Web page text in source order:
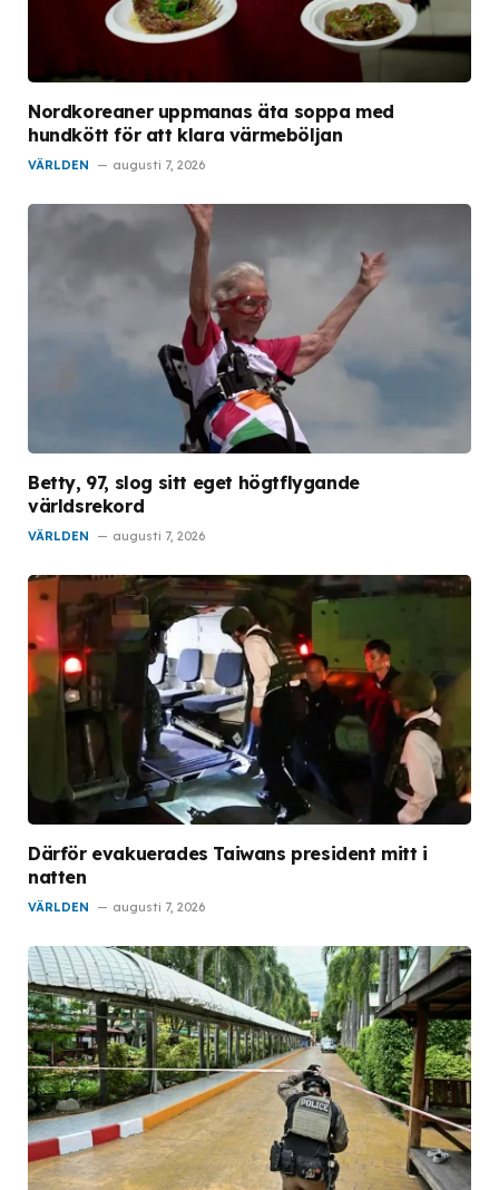
Nordkoreaner uppmanas äta soppa med
hundkött för att klara värmeböljan
VÄRLDEN augusti 7, 2026
Betty, 97, slog sitt eget högtflygande
världsrekord
VÄRLDEN augusti 7, 2026
Därför evakuerades Taiwans president mitt i
natten
VÄRLDEN augusti 7, 2026